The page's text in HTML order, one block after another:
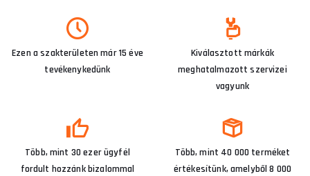
Ezen a szakterületen már 15 éve
tevékenykedünk
Kiválasztott márkák
meghatalmazott szervizei
vagyunk
Több, mint 30 ezer ügyfél
fordult hozzánk bizalommal
Több, mint 40 000 terméket
értékesítünk, amelyből 8 000